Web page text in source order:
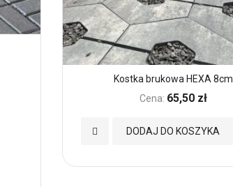
Kostka brukowa HEXA 8cm
Cena: 65,50 zł
DODAJ DO KOSZYKA
Dodaj